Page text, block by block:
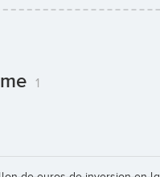
1